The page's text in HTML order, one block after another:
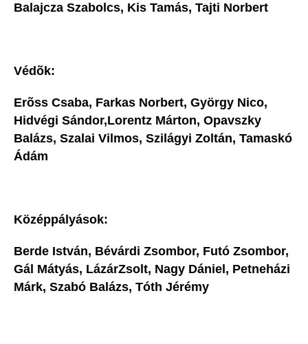
Balajcza Szabolcs, Kis Tamás, Tajti Norbert
Védõk:
Erõss Csaba, Farkas Norbert, György Nico,
Hidvégi Sándor,Lorentz Márton, Opavszky
Balázs, Szalai Vilmos, Szilágyi Zoltán, Tamaskó
Ádám
Középpályások:
Berde István, Bévárdi Zsombor, Futó Zsombor,
Gál Mátyás, LázárZsolt, Nagy Dániel, Petneházi
Márk, Szabó Balázs, Tóth Jérémy